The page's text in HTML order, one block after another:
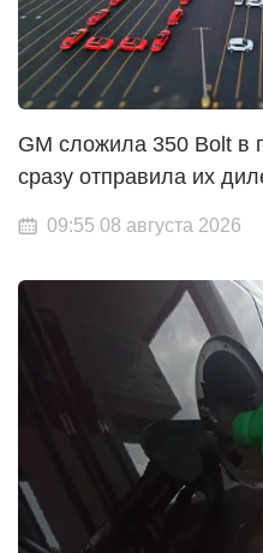
GM сложила 350 Bolt в
сразу отправила их
09:55 08 августа 2026